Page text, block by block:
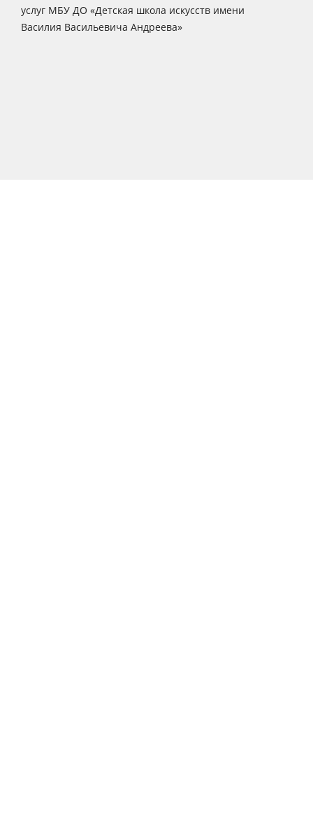
услуг МБУ ДО «Детская школа искусств имени
Василия Васильевича Андреева»